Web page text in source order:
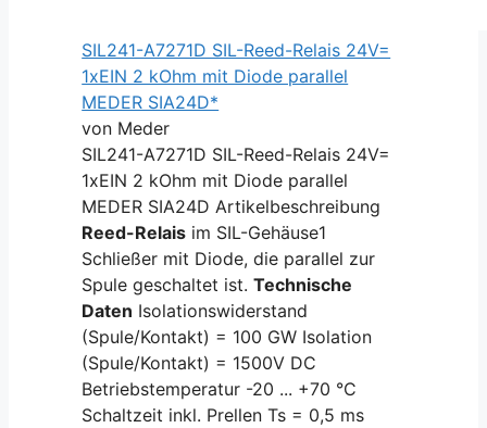
SIL241-A7271D SIL-Reed-Relais 24V=
1xEIN 2 kOhm mit Diode parallel
MEDER SIA24D*
von Meder
SIL241-A7271D SIL-Reed-Relais 24V=
1xEIN 2 kOhm mit Diode parallel
MEDER SIA24D Artikelbeschreibung
Reed-Relais im SIL-Gehäuse1
Schließer mit Diode, die parallel zur
Spule geschaltet ist.Technische
Daten Isolationswiderstand
(Spule/Kontakt) = 100 GW Isolation
(Spule/Kontakt) = 1500V DC
Betriebstemperatur -20 ... +70 °C
Schaltzeit inkl. Prellen Ts = 0,5 ms